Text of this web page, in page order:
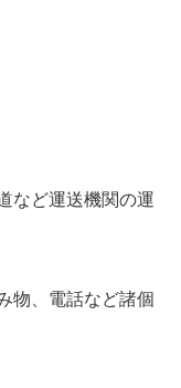
など運送機関の運
物、電話など諸個